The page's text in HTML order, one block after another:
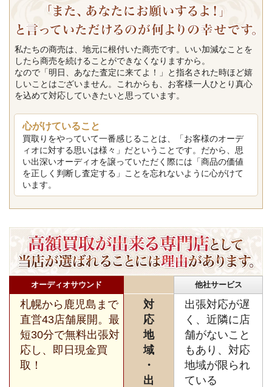
私たちの商売は、地元に根付いた商売です。いい加減なことを
したら商売を続けることができなくなりますから。
なので「明日、あなた査定に来てよ！」と指名された時ほど嬉
しいことはございません。これからも、お客様一人ひとり真心
を込めて対応していきたいと思っています。
心がけていること
買取りをやっていて一番感じることは、「お客様のオーデ
ィオに対する思いは様々」だということです。だから、思
い出深いオーディオを譲っていただく際には「商品の価値
を正しく判断し査定する」ことを忘れないように心がけて
います。
オーディオサウンド 他社サービス
札幌から鹿児島まで
直営43店舗展開。最
短30分で無料出張対
応し、即日現金買
取！
対
応
地
域
・
出
出張対応が遅
く、近隣に店
舗がないこと
もあり、対応
地域が限られ
ている